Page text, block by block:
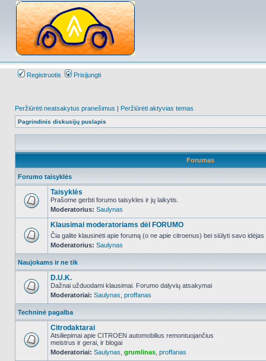
Registruotis Prisijungti
Peržiūrėti neatsakytus pranešimus | Peržiūrėti aktyvias temas
Pagrindinis diskusijų puslapis
Forumas
Forumo taisyklės
NO_UNREAD_POSTS
Taisyklės
Prašome gerbti forumo taisykles ir jų laikytis.
Moderatorius: Saulynas
NO_UNREAD_POSTS
Klausimai moderatoriams dėl FORUMO
Čia galite klausinėti apie forumą (o ne apie citroenus) bei siūlyti savo
Moderatorius: Saulynas
Naujokams ir ne tik
NO_UNREAD_POSTS
D.U.K.
Dažnai užduodami klausimai. Forumo dalyvių atsakymai
Moderatoriai: Saulynas proffanas
Techninė pagalba
NO_UNREAD_POSTS
Citrodaktarai
Atsiliepimai apie CITROEN automobilius remontuojančius
meistrus ir gerai, ir blogai
Moderatoriai: Saulynas grumlinas proffanas